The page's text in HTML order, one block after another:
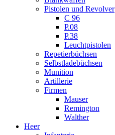
Pistolen und Revolver
C 96
P.08
P.38
Leuchtpistolen
Repetierbüchsen
Selbstladebüchsen
Munition
Artillerie
Firmen
Mauser
Remington
Walther
Heer